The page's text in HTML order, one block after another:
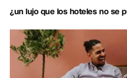
¿un lujo que los hoteles no se